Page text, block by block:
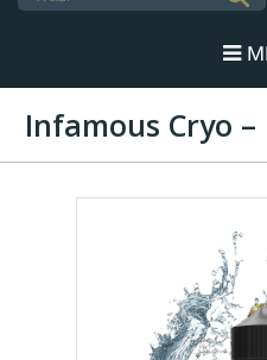
Infamous Cryo